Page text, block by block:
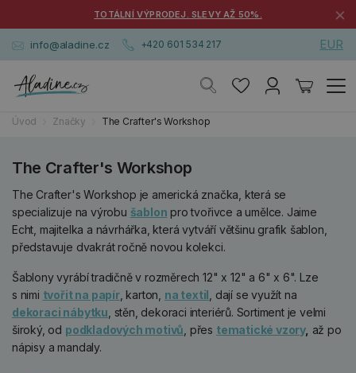
TOTÁLNÍ VÝPRODEJ. SLEVY AŽ 50%. ×
info@aladine.cz +420 601 534 217 EUR
Úvod Značky The Crafter's Workshop
The Crafter's Workshop
The Crafter's Workshop je americká značka, která se
specializuje na výrobu šablon pro tvořivce a umělce. Jaime
Echt, majitelka a návrhářka, která vytváří většinu grafik šablon,
představuje dvakrát ročně novou kolekci.
Šablony vyrábí tradičně v rozměrech 12" x 12" a 6" x 6". Lze
s nimi tvořit na papír, karton, na textil , dají se využít na
dekoraci nábytku , stěn, dekoraci interiérů. Sortiment je velmi
široký, od podkladových motivů , přes tematické vzory, až po
nápisy a mandaly.